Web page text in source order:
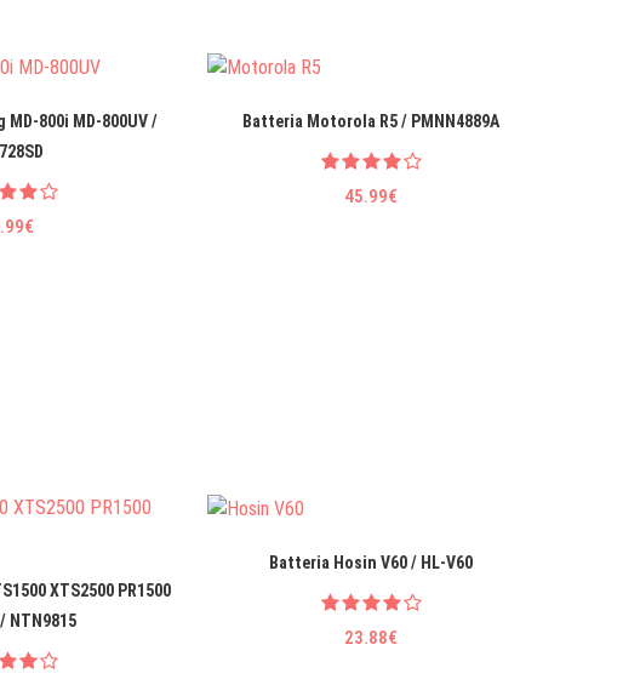
800i MD-800UV /
Batteria Motorola R5 / PMNN4889A
45.99€
XTS2500 PR1500
NTN9815
Batteria Hosin V60 / HL-V60
23.88€